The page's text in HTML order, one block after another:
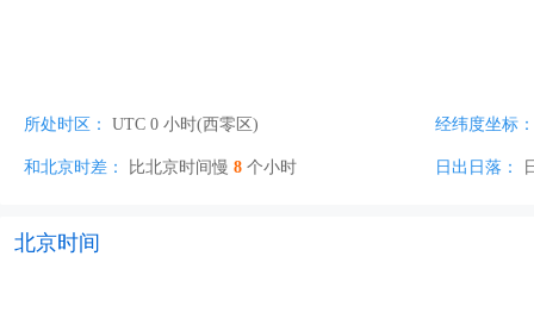
所处时区： UTC 0 小时(西零区) 经纬度坐标：
和北京时差： 比北京时间慢 8 个小时 日出日落：
北京时间